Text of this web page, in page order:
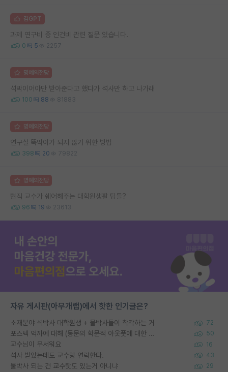
김GPT
과제 연구비 중 인건비 관련 질문 있습니다.
0 5 2257
명예의전당
석박이어야만 받아준다고 했다가 석사만 하고 나가래
100 88 81883
명예의전당
연구실 뚝딱이가 되지 않기 위한 방법
398 20 79822
명예의전당
현직 교수가 쉐어해주는 대학원생활 팁들?
96 19 23613
자유 게시판(아무개랩)에서 핫한 인기글은?
소재분야 석박사 대학원생 + 물박사들이 착각하는 거 72
포스텍 억까에 대해 (동문의 학문적 아웃풋에 대한 반박) 50
교수님이 무서워요 16
석사 받았는데도 교수랑 연락한다. 43
물박사 되는 건 교수탓도 있는거 아니냐 29